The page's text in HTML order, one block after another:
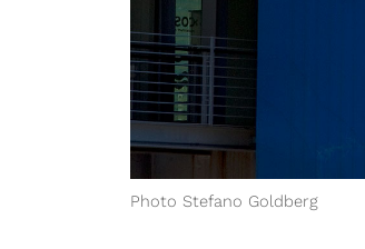
Photo Stefano Goldberg